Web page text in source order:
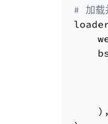
# 加载
    ),